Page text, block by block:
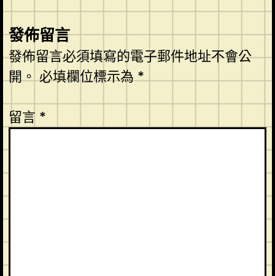
發佈留言
發佈留言必須填寫的電子郵件地址不會公
開。必填欄位標示為*
留言 *